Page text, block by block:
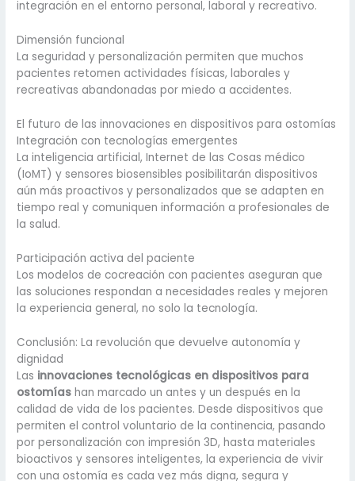
integración en el entorno personal, laboral y recreativo.
Dimensión funcional
La seguridad y personalización permiten que muchos
pacientes retomen actividades físicas, laborales y
recreativas abandonadas por miedo a accidentes.
El futuro de las innovaciones en dispositivos para ostomías
Integración con tecnologías emergentes
La inteligencia artificial, Internet de las Cosas médico
(IoMT) y sensores biosensibles posibilitarán dispositivos
aún más proactivos y personalizados que se adapten en
tiempo real y comuniquen información a profesionales de
la salud.
Participación activa del paciente
Los modelos de cocreación con pacientes aseguran que
las soluciones respondan a necesidades reales y mejoren
la experiencia general, no solo la tecnología.
Conclusión: La revolución que devuelve autonomía y
dignidad
Las innovaciones tecnológicas en dispositivos para
ostomías han marcado un antes y un después en la
calidad de vida de los pacientes. Desde dispositivos que
permiten el control voluntario de la continencia, pasando
por personalización con impresión 3D, hasta materiales
bioactivos y sensores inteligentes, la experiencia de vivir
con una ostomía es cada vez más digna, segura y